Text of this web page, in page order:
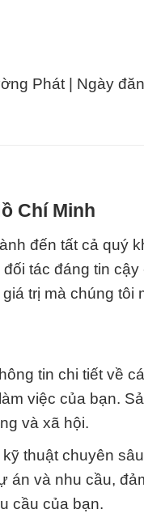
Phát | Ngày
Chí Minh
đến tất cả quý
tác đáng tin cậy
trị mà chúng tôi
tin chi tiết về
việc của bạn.
và xã hội.
thuật chuyên
án và nhu cầu,
cầu của bạn.